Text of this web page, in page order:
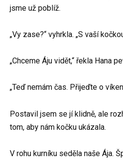
jsme už poblíž.
„Vy zase?“ vyhrkla. „S vaší
„Chceme Áju vidět,“ řekla Hana
„Teď nemám čas. Přijeďte o
Postavil jsem se jí klidně, ale
tom, aby nám kočku ukázala.
V rohu kurníku seděla naše Ája.